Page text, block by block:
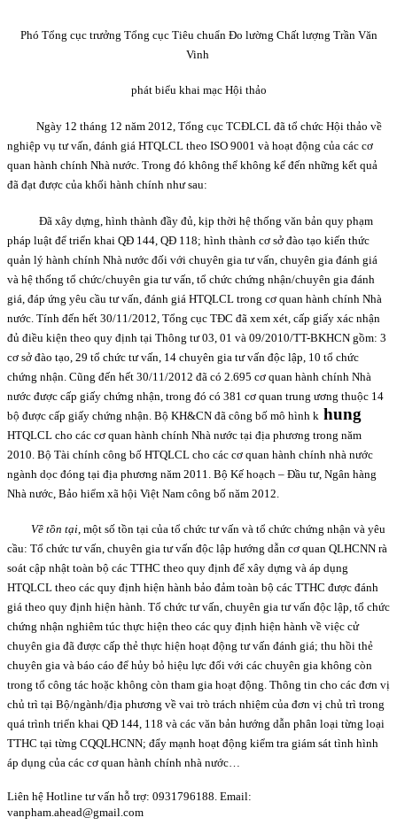
Phó Tổng cục trưởng Tổng cục Tiêu chuẩn Đo lường Chất lượng Trần Văn
Vinh
phát biểu khai mạc Hội thảo
Ngày 12 tháng 12 năm 2012, Tổng cục TCĐLCL đã tổ chức Hội thảo về
nghiệp vụ tư vấn, đánh giá HTQLCL theo ISO 9001 và hoạt động của các cơ
quan hành chính Nhà nước. Trong đó không thể không kể đến những kết quả
đã đạt được của khối hành chính như sau:
Đã xây dựng, hình thành đầy đủ, kịp thời hệ thống văn bản quy phạm
pháp luật để triển khai QĐ 144, QĐ 118; hình thành cơ sở đào tạo kiến thức
quản lý hành chính Nhà nước đối với chuyên gia tư vấn, chuyên gia đánh giá
và hệ thống tổ chức/chuyên gia tư vấn, tổ chức chứng nhận/chuyên gia đánh
giá, đáp ứng yêu cầu tư vấn, đánh giá HTQLCL trong cơ quan hành chính Nhà
nước. Tính đến hết 30/11/2012, Tổng cục TĐC đã xem xét, cấp giấy xác nhận
đủ điều kiện theo quy định tại Thông tư 03, 01 và 09/2010/TT-BKHCN gồm: 3
cơ sở đào tạo, 29 tổ chức tư vấn, 14 chuyên gia tư vấn độc lập, 10 tổ chức
chứng nhận. Cũng đến hết 30/11/2012 đã có 2.695 cơ quan hành chính Nhà
nước được cấp giấy chứng nhận, trong đó có 381 cơ quan trung ương thuộc 14
bộ được cấp giấy chứng nhận. Bộ KH&CN đã công bố mô hình k hung
HTQLCL cho các cơ quan hành chính Nhà nước tại địa phương trong năm
2010. Bộ Tài chính công bố HTQLCL cho các cơ quan hành chính nhà nước
ngành dọc đóng tại địa phương năm 2011. Bộ Kế hoạch – Đầu tư, Ngân hàng
Nhà nước, Bảo hiểm xã hội Việt Nam công bố năm 2012.
Về tồn tại, một số tồn tại của tổ chức tư vấn và tổ chức chứng nhận và yêu
cầu: Tổ chức tư vấn, chuyên gia tư vấn độc lập hướng dẫn cơ quan QLHCNN rà
soát cập nhật toàn bộ các TTHC theo quy định để xây dựng và áp dụng
HTQLCL theo các quy định hiện hành bảo đảm toàn bộ các TTHC được đánh
giá theo quy định hiện hành. Tổ chức tư vấn, chuyên gia tư vấn độc lập, tổ chức
chứng nhận nghiêm túc thực hiện theo các quy định hiện hành về việc cử
chuyên gia đã được cấp thẻ thực hiện hoạt động tư vấn đánh giá; thu hồi thẻ
chuyên gia và báo cáo để hủy bỏ hiệu lực đối với các chuyên gia không còn
trong tổ công tác hoặc không còn tham gia hoạt động. Thông tin cho các đơn vị
chủ trì tại Bộ/ngành/địa phương về vai trò trách nhiệm của đơn vị chủ trì trong
quá trình triển khai QĐ 144, 118 và các văn bản hướng dẫn phân loại từng loại
TTHC tại từng CQQLHCNN; đẩy mạnh hoạt động kiểm tra giám sát tình hình
áp dụng của các cơ quan hành chính nhà nước…
Liên hệ Hotline tư vấn hỗ trợ: 0931796188. Email:
vanpham.ahead@gmail.com